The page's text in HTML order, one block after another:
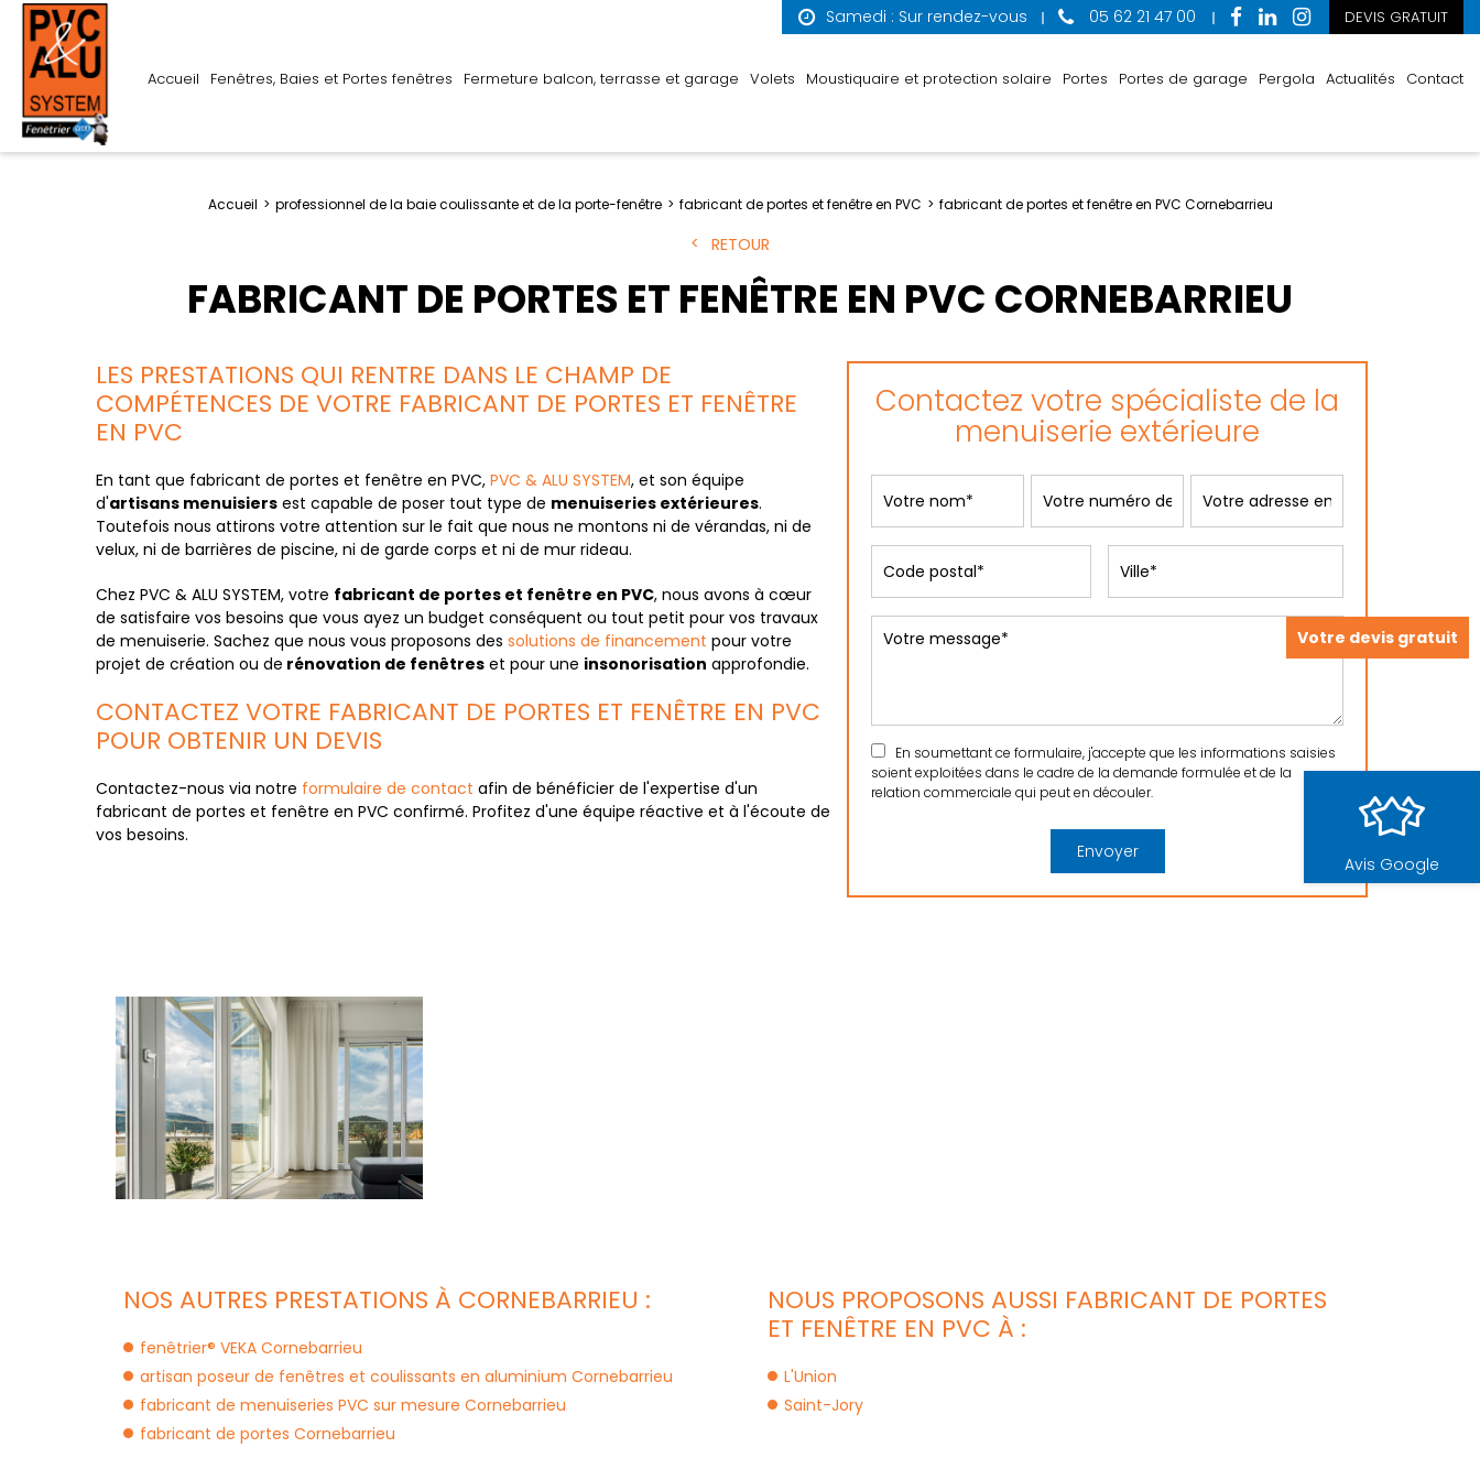
Samedi : Sur rendez-vous 05 62 21 47 00 DEVIS GRATUIT
Accueil Fenêtres, Baies et Portes fenêtres Fermeture balcon, terrasse et garage Volets Moustiquaire et protection solaire Portes Portes de garage Pergola Actualités Contact
Accueil professionnel de la baie coulissante et de la porte-fenêtre fabricant de portes et fenêtre en PVC fabricant de portes et fenêtre en PVC Cornebarrieu
RETOUR
FABRICANT DE PORTES ET FENÊTRE EN PVC CORNEBARRIEU
LES PRESTATIONS QUI RENTRE DANS LE CHAMP DE
COMPÉTENCES DE VOTRE FABRICANT DE PORTES ET FENÊTRE
EN PVC
En tant que fabricant de portes et fenêtre en PVC, PVC & ALU SYSTEM, et son équipe
d'artisans menuisiers est capable de poser tout type de menuiseries extérieures.
Toutefois nous attirons votre attention sur le fait que nous ne montons ni de vérandas, ni de
velux, ni de barrières de piscine, ni de garde corps et ni de mur rideau.
Chez PVC & ALU SYSTEM, votre fabricant de portes et fenêtre en PVC, nous avons à cœur
de satisfaire vos besoins que vous ayez un budget conséquent ou tout petit pour vos travaux
de menuiserie. Sachez que nous vous proposons des solutions de financement pour votre
projet de création ou de rénovation de fenêtres et pour une insonorisation approfondie.
CONTACTEZ VOTRE FABRICANT DE PORTES ET FENÊTRE EN PVC
POUR OBTENIR UN DEVIS
Contactez-nous via notre formulaire de contact afin de bénéficier de l'expertise d'un
fabricant de portes et fenêtre en PVC confirmé. Profitez d'une équipe réactive et à l'écoute de
vos besoins.
Contactez votre spécialiste de la
menuiserie extérieure
En soumettant ce formulaire, j'accepte que les informations saisies
soient exploitées dans le cadre de la demande formulée et de la
relation commerciale qui peut en découler.
NOS AUTRES PRESTATIONS À CORNEBARRIEU :
fenêtrier® VEKA Cornebarrieu
artisan poseur de fenêtres et coulissants en aluminium Cornebarrieu
fabricant de menuiseries PVC sur mesure Cornebarrieu
fabricant de portes Cornebarrieu
NOUS PROPOSONS AUSSI FABRICANT DE PORTES
ET FENÊTRE EN PVC À :
L'Union
Saint-Jory
Votre devis gratuit
Avis Google